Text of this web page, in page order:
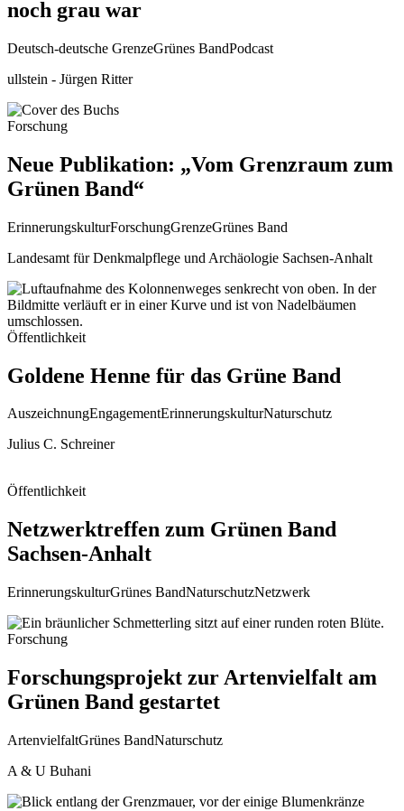
noch grau war
Deutsch-deutsche GrenzeGrünes BandPodcast
ullstein - Jürgen Ritter
Forschung
Neue Publikation: „Vom Grenzraum zum
Grünen Band“
ErinnerungskulturForschungGrenzeGrünes Band
Landesamt für Denkmalpflege und Archäologie Sachsen-Anhalt
Öffentlichkeit
Goldene Henne für das Grüne Band
AuszeichnungEngagementErinnerungskulturNaturschutz
Julius C. Schreiner
Öffentlichkeit
Netzwerktreffen zum Grünen Band
Sachsen-Anhalt
ErinnerungskulturGrünes BandNaturschutzNetzwerk
Forschung
Forschungsprojekt zur Artenvielfalt am
Grünen Band gestartet
ArtenvielfaltGrünes BandNaturschutz
A & U Buhani